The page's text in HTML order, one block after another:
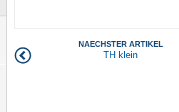
NAECHSTER ARTIKEL
TH klein